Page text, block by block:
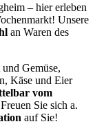
– hier erleben
Unsere
an Waren des
Gemüse,
Käse und Eier
vom
Sie sich a.
auf Sie!